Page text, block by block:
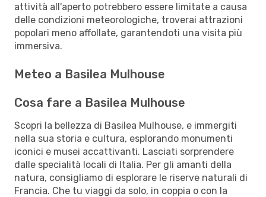
attività all'aperto potrebbero essere limitate a causa
delle condizioni meteorologiche, troverai attrazioni
popolari meno affollate, garantendoti una visita più
immersiva.
Meteo a Basilea Mulhouse
Cosa fare a Basilea Mulhouse
Scopri la bellezza di Basilea Mulhouse, e immergiti
nella sua storia e cultura, esplorando monumenti
iconici e musei accattivanti. Lasciati sorprendere
dalle specialità locali di Italia. Per gli amanti della
natura, consigliamo di esplorare le riserve naturali di
Francia. Che tu viaggi da solo, in coppia o con la